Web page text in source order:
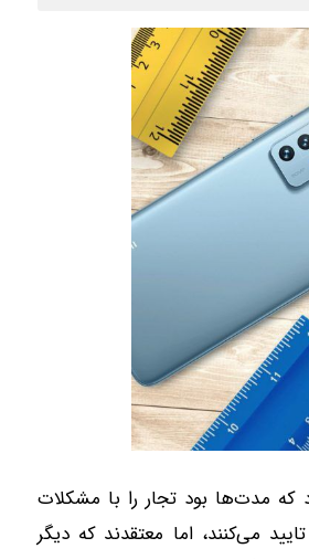
داد که مدت‌ها بود تجار را با مشکلات
می‌کنند، اما معتقدند که دیگر